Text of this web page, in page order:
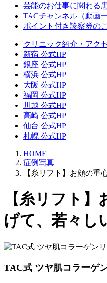
芸能のお仕事に関わる
TACチャンネル（動画一
ポイント付き診察券の
クリニック紹介・アク
新宿 公式HP
銀座 公式HP
横浜 公式HP
大阪 公式HP
福岡 公式HP
川越 公式HP
高崎 公式HP
仙台 公式HP
札幌 公式HP
HOME
症例写真
【糸リフト】お顔の重
【糸リフト
げて、若々し
TAC式 ツヤ肌コラーゲ